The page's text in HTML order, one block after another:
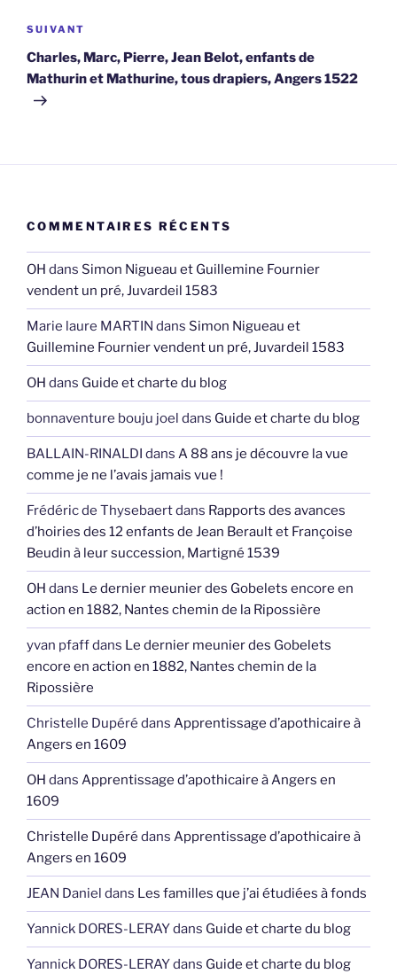
Article
suivant
SUIVANT
Charles, Marc, Pierre, Jean Belot, enfants de
Mathurin et Mathurine, tous drapiers, Angers 1522
COMMENTAIRES RÉCENTS
OH dans Simon Nigueau et Guillemine Fournier
vendent un pré, Juvardeil 1583
Marie laure MARTIN dans Simon Nigueau et
Guillemine Fournier vendent un pré, Juvardeil 1583
OH dans Guide et charte du blog
bonnaventure bouju joel dans Guide et charte du blog
BALLAIN-RINALDI dans A 88 ans je découvre la vue
comme je ne l’avais jamais vue !
Frédéric de Thysebaertdans Rapports des avances
d’hoiries des 12 enfants de Jean Berault et Françoise
Beudin à leur succession, Martigné 1539
OH dans Le dernier meunier des Gobelets encore en
action en 1882, Nantes chemin de la Ripossière
yvan pfaffdans Le dernier meunier des Gobelets
encore en action en 1882, Nantes chemin de la
Ripossière
Christelle Dupéré dans Apprentissage d’apothicaire à
Angers en 1609
OH dans Apprentissage d’apothicaire à Angers en
1609
Christelle Dupéré dans Apprentissage d’apothicaire à
Angers en 1609
JEAN Daniel dans Les familles que j’ai étudiées à fonds
Yannick DORES-LERAYdans Guide et charte du blog
Yannick DORES-LERAYdans Guide et charte du blog